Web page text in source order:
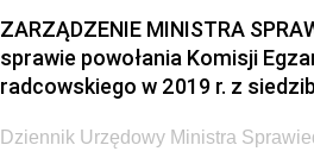
ZARZĄDZENIE MINISTRA
sprawie powołania Komisji
radcowskiego w 2019 r. z
Dziennik Urzędowy Ministra